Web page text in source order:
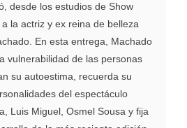
desde los estudios de Show
la actriz y ex reina de belleza
En esta entrega, Machado
vulnerabilidad de las personas
su autoestima, recuerda su
del espectáculo
Luis Miguel, Osmel Sousa y fija